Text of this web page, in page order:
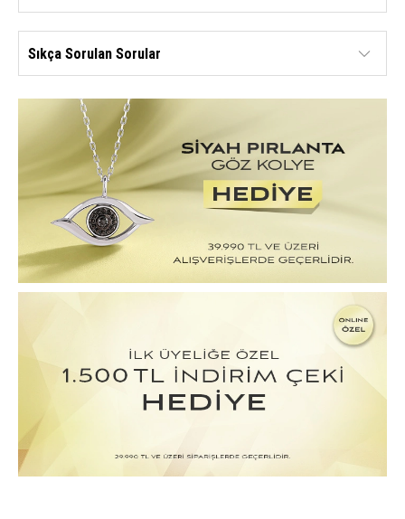
Sıkça Sorulan Sorular